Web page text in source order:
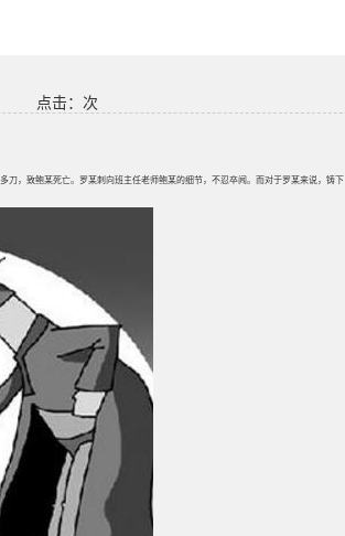
点击： 次
，致鲍某死亡。罗某刺向班主任老师鲍某的细节，不忍卒闻。而对于罗某来说，铸下